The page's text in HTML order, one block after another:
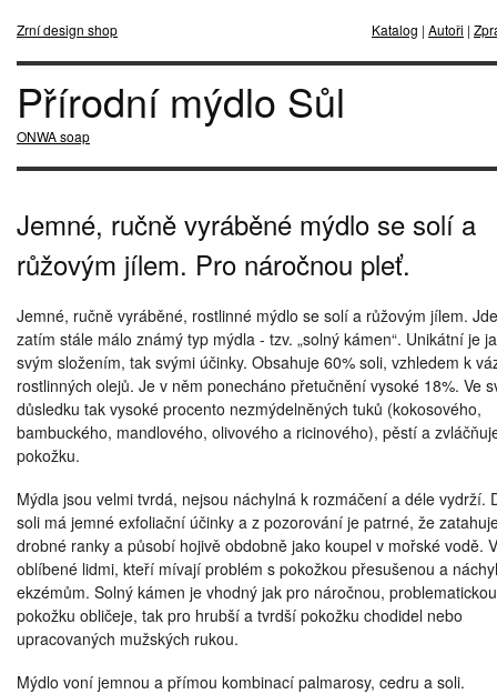
Zrní design shop Katalog | Autoři |
Přírodní mýdlo Sůl
ONWA soap
Jemné, ručně vyráběné mýdlo se solí a
růžovým jílem. Pro náročnou pleť.
Jemné, ručně vyráběné, rostlinné mýdlo se solí a růžovým jílem.
zatím stále málo známý typ mýdla - tzv. „solný kámen“. Unikátní je
svým složením, tak svými účinky. Obsahuje 60% soli, vzhledem k
rostlinných olejů. Je v něm ponecháno přetučnění vysoké 18%. Ve
důsledku tak vysoké procento nezmýdelněných tuků (kokosového,
bambuckého, mandlového, olivového a ricinového), pěstí a
pokožku.
Mýdla jsou velmi tvrdá, nejsou náchylná k rozmáčení a déle vydrží.
soli má jemné exfoliační účinky a z pozorování je patrné, že
drobné ranky a působí hojivě obdobně jako koupel v mořské vodě.
oblíbené lidmi, kteří mívají problém s pokožkou přesušenou a
ekzémům. Solný kámen je vhodný jak pro náročnou, problematickou
pokožku obličeje, tak pro hrubší a tvrdší pokožku chodidel nebo
upracovaných mužských rukou.
Mýdlo voní jemnou a přímou kombinací palmarosy, cedru a soli.